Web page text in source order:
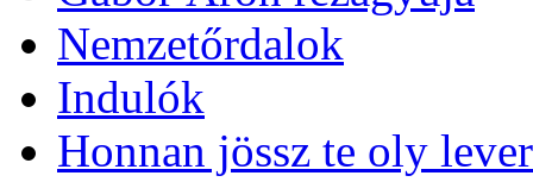
Nemzetőrdalok
Indulók
Honnan jössz te oly